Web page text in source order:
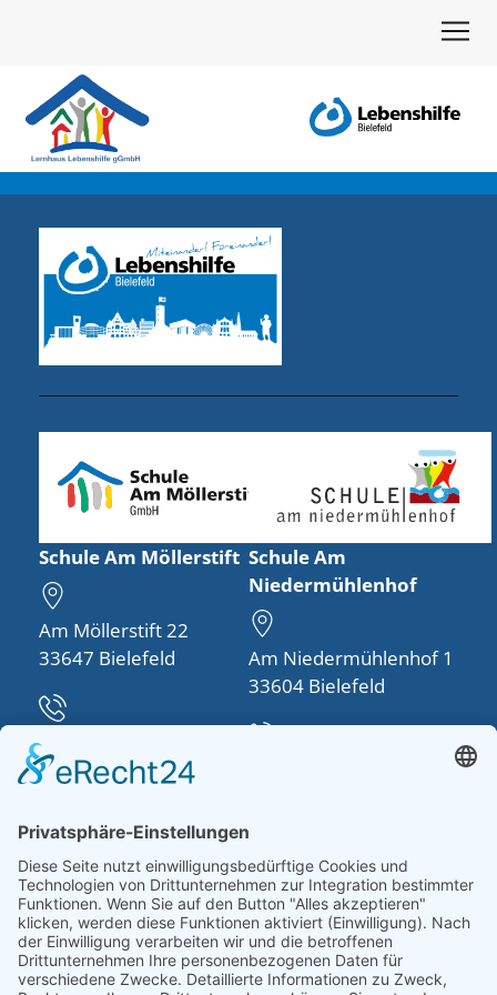
Schule Am Möllerstift
Am Möllerstift 22
33647 Bielefeld
Telefon: 0521 48950-30
info(at)schule-am-
moellerstift.de
Schule Am
Niedermühlenhof
Am Niedermühlenhof 1
33604 Bielefeld
schulleitung(at)schule-
am-
niedermuehlenhof.de